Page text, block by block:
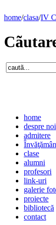
home/clasa/IV C
home
despre noi
admitere
clase
alumni
profesori
link-uri
galerie
proiecte
bibliotecă
contact